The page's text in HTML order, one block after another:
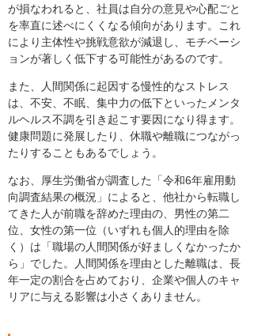
が損なわれると、社員は自分の意見や心配ごと
を率直に述べにくくなる傾向があります。これ
により主体性や挑戦意欲が減退し、モチベーシ
ョンが著しく低下する可能性があるのです。
また、人間関係に起因する慢性的なストレス
は、不安、不眠、集中力の低下といったメンタ
ルヘルス不調を引き起こす要因になり得ます。
健康問題に発展したり、休職や離職につながっ
たりすることもあるでしょう。
なお、厚生労働省が調査した「令和6年雇用動
向調査結果の概況」によると、他社から転職し
てきた人が前職を辞めた理由の、男性の第二
位、女性の第一位（いずれも個人的理由を除
く）は「職場の人間関係が好ましくなかったか
ら」でした。人間関係を理由とした離職は、長
年一定の割合を占めており、企業や個人のキャ
リアに与える影響は小さくありません。